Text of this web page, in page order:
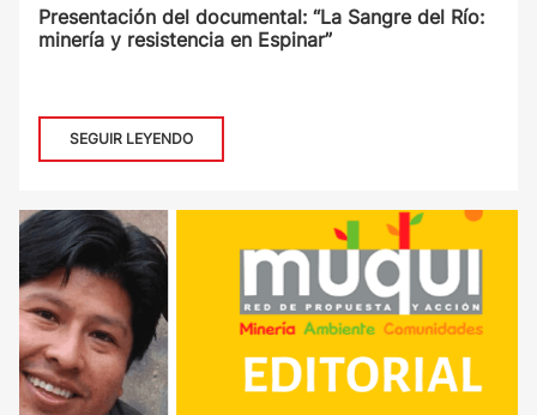
Presentación del documental: “La Sangre del Río:
minería y resistencia en Espinar”
SEGUIR LEYENDO